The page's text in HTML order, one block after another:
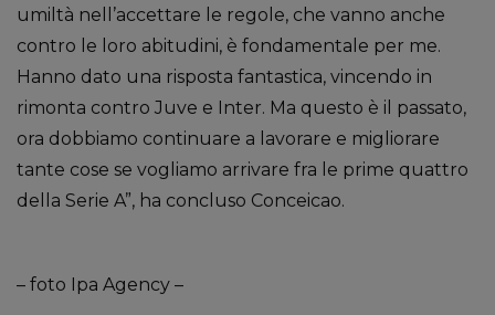
umiltà nell’accettare le regole, che vanno anche
contro le loro abitudini, è fondamentale per me.
Hanno dato una risposta fantastica, vincendo in
rimonta contro Juve e Inter. Ma questo è il passato,
ora dobbiamo continuare a lavorare e migliorare
tante cose se vogliamo arrivare fra le prime quattro
della Serie A”, ha concluso Conceicao.
– foto Ipa Agency –